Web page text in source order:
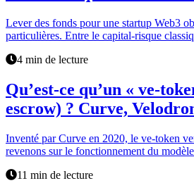
Lever des fonds pour une startup Web3
particulières. Entre le capital-risque
4 min de lecture
Qu’est-ce qu’un « ve-
escrow) ? Curve,
Inventé par Curve en 2020, le ve-token
revenons sur le fonctionnement du
11 min de lecture